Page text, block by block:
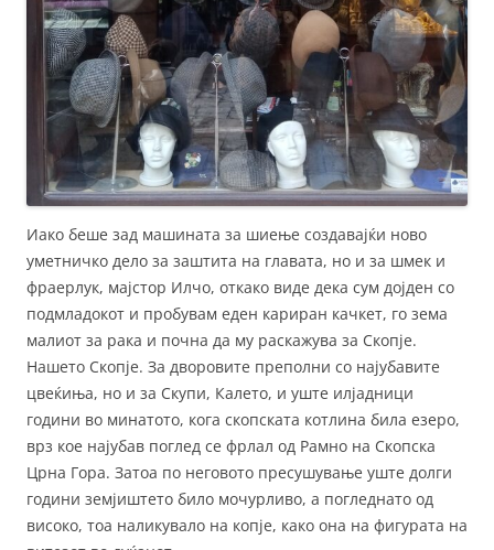
Иако беше зад машината за шиење создавајќи ново
уметничко дело за заштита на главата, но и за шмек и
фраерлук, мајстор Илчо, откако виде дека сум дојден со
подмладокот и пробувам еден кариран качкет, го зема
малиот за рака и почна да му раскажува за Скопје.
Нашето Скопје. За дворовите преполни со најубавите
цвеќиња, но и за Скупи, Калето, и уште илјадници
години во минатото, кога скопската котлина била езеро,
врз кое најубав поглед се фрлал од Рамно на Скопска
Црна Гора. Затоа по неговото пресушување уште долги
години земјиштето било мочурливо, а погледнато од
високо, тоа наликувало на копје, како она на фигурата на